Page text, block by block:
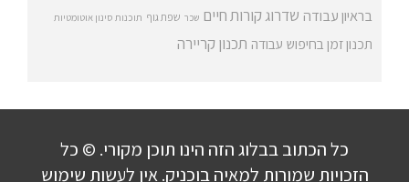
בראיון עבודה שדרוג קורות חיים שכר שפת גוף תוכנות סינון אוטומטיות
תכנון זמן בחיפוש עבודה תכנון קריירה
כל הכתוב בבלוג הזה הינו תוכן מקורי. © כל
הזכויות שמורות למאיה בוכניק. אין לעשות שימוש